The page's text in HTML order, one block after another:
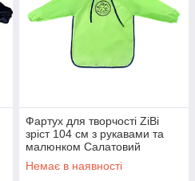
Фартух для творчості ZiBi
зріст 104 см з рукавами та
малюнком Салатовий
(ZB.6002)
Немає в наявності